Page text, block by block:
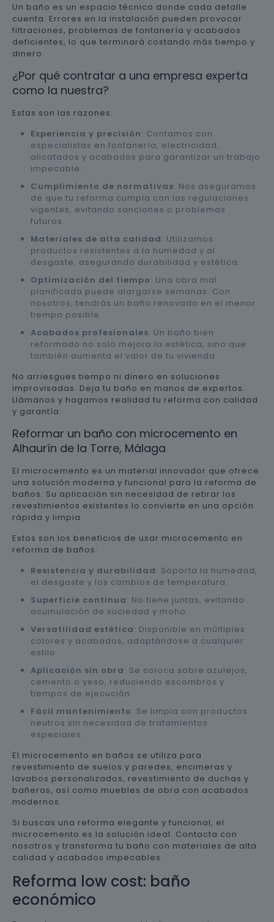
Un baño es un espacio técnico donde cada detalle
cuenta. Errores en la instalación pueden provocar
filtraciones, problemas de fontanería y acabados
deficientes, lo que terminará costando más tiempo y
dinero.
¿Por qué contratar a una empresa experta
como la nuestra?
Estas son las razones:
Experiencia y precisión: Contamos con
especialistas en fontanería, electricidad,
alicatados y acabados para garantizar un trabajo
impecable.
Cumplimiento de normativas: Nos aseguramos
de que tu reforma cumpla con las regulaciones
vigentes, evitando sanciones o problemas
futuros.
Materiales de alta calidad: Utilizamos
productos resistentes a la humedad y al
desgaste, asegurando durabilidad y estética.
Optimización del tiempo: Una obra mal
planificada puede alargarse semanas. Con
nosotros, tendrás un baño renovado en el menor
tiempo posible.
Acabados profesionales: Un baño bien
reformado no solo mejora la estética, sino que
también aumenta el valor de tu vivienda.
No arriesgues tiempo ni dinero en soluciones
improvisadas. Deja tu baño en manos de expertos.
Llámanos y hagamos realidad tu reforma con calidad
y garantía.
Reformar un baño con microcemento en
Alhaurín de la Torre, Málaga
El microcemento es un material innovador que ofrece
una solución moderna y funcional para la reforma de
baños. Su aplicación sin necesidad de retirar los
revestimientos existentes lo convierte en una opción
rápida y limpia.
Estos son los beneficios de usar microcemento en
reforma de baños:
Resistencia y durabilidad: Soporta la humedad,
el desgaste y los cambios de temperatura.
Superficie continua: No tiene juntas, evitando
acumulación de suciedad y moho.
Versatilidad estética: Disponible en múltiples
colores y acabados, adaptándose a cualquier
estilo.
Aplicación sin obra: Se coloca sobre azulejos,
cemento o yeso, reduciendo escombros y
tiempos de ejecución.
Fácil mantenimiento: Se limpia con productos
neutros sin necesidad de tratamientos
especiales.
El microcemento en baños se utiliza para
revestimiento de suelos y paredes, encimeras y
lavabos personalizados, revestimiento de duchas y
bañeras, así como muebles de obra con acabados
modernos.
Si buscas una reforma elegante y funcional, el
microcemento es la solución ideal. Contacta con
nosotros y transforma tu baño con materiales de alta
calidad y acabados impecables.
Reforma low cost: baño
económico